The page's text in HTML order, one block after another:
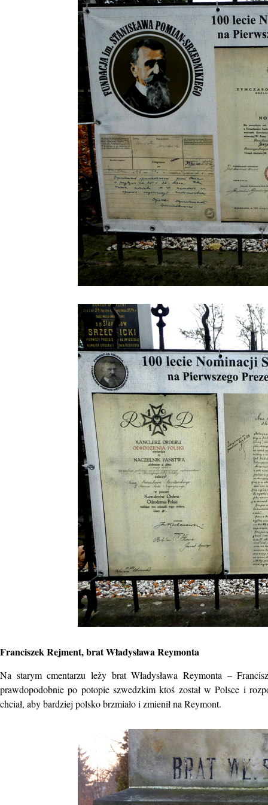
Franciszek Rejment, brat Władysława Reymonta
Na starym cmentarzu leży brat Władysława Reymonta –
prawdopodobnie po potopie szwedzkim ktoś został w Polsce i
chciał, aby bardziej polsko brzmiało i zmienił na Reymont.